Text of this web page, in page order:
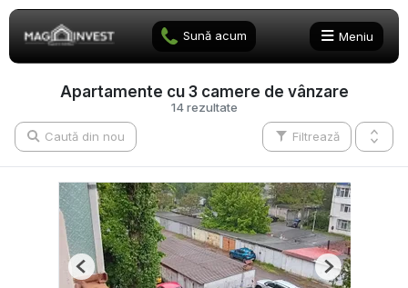
Sună acum Meniu
14 rezultate
Apartamente cu 3 camere de vânzare
Filtrează
Caută din nou
Previous Next